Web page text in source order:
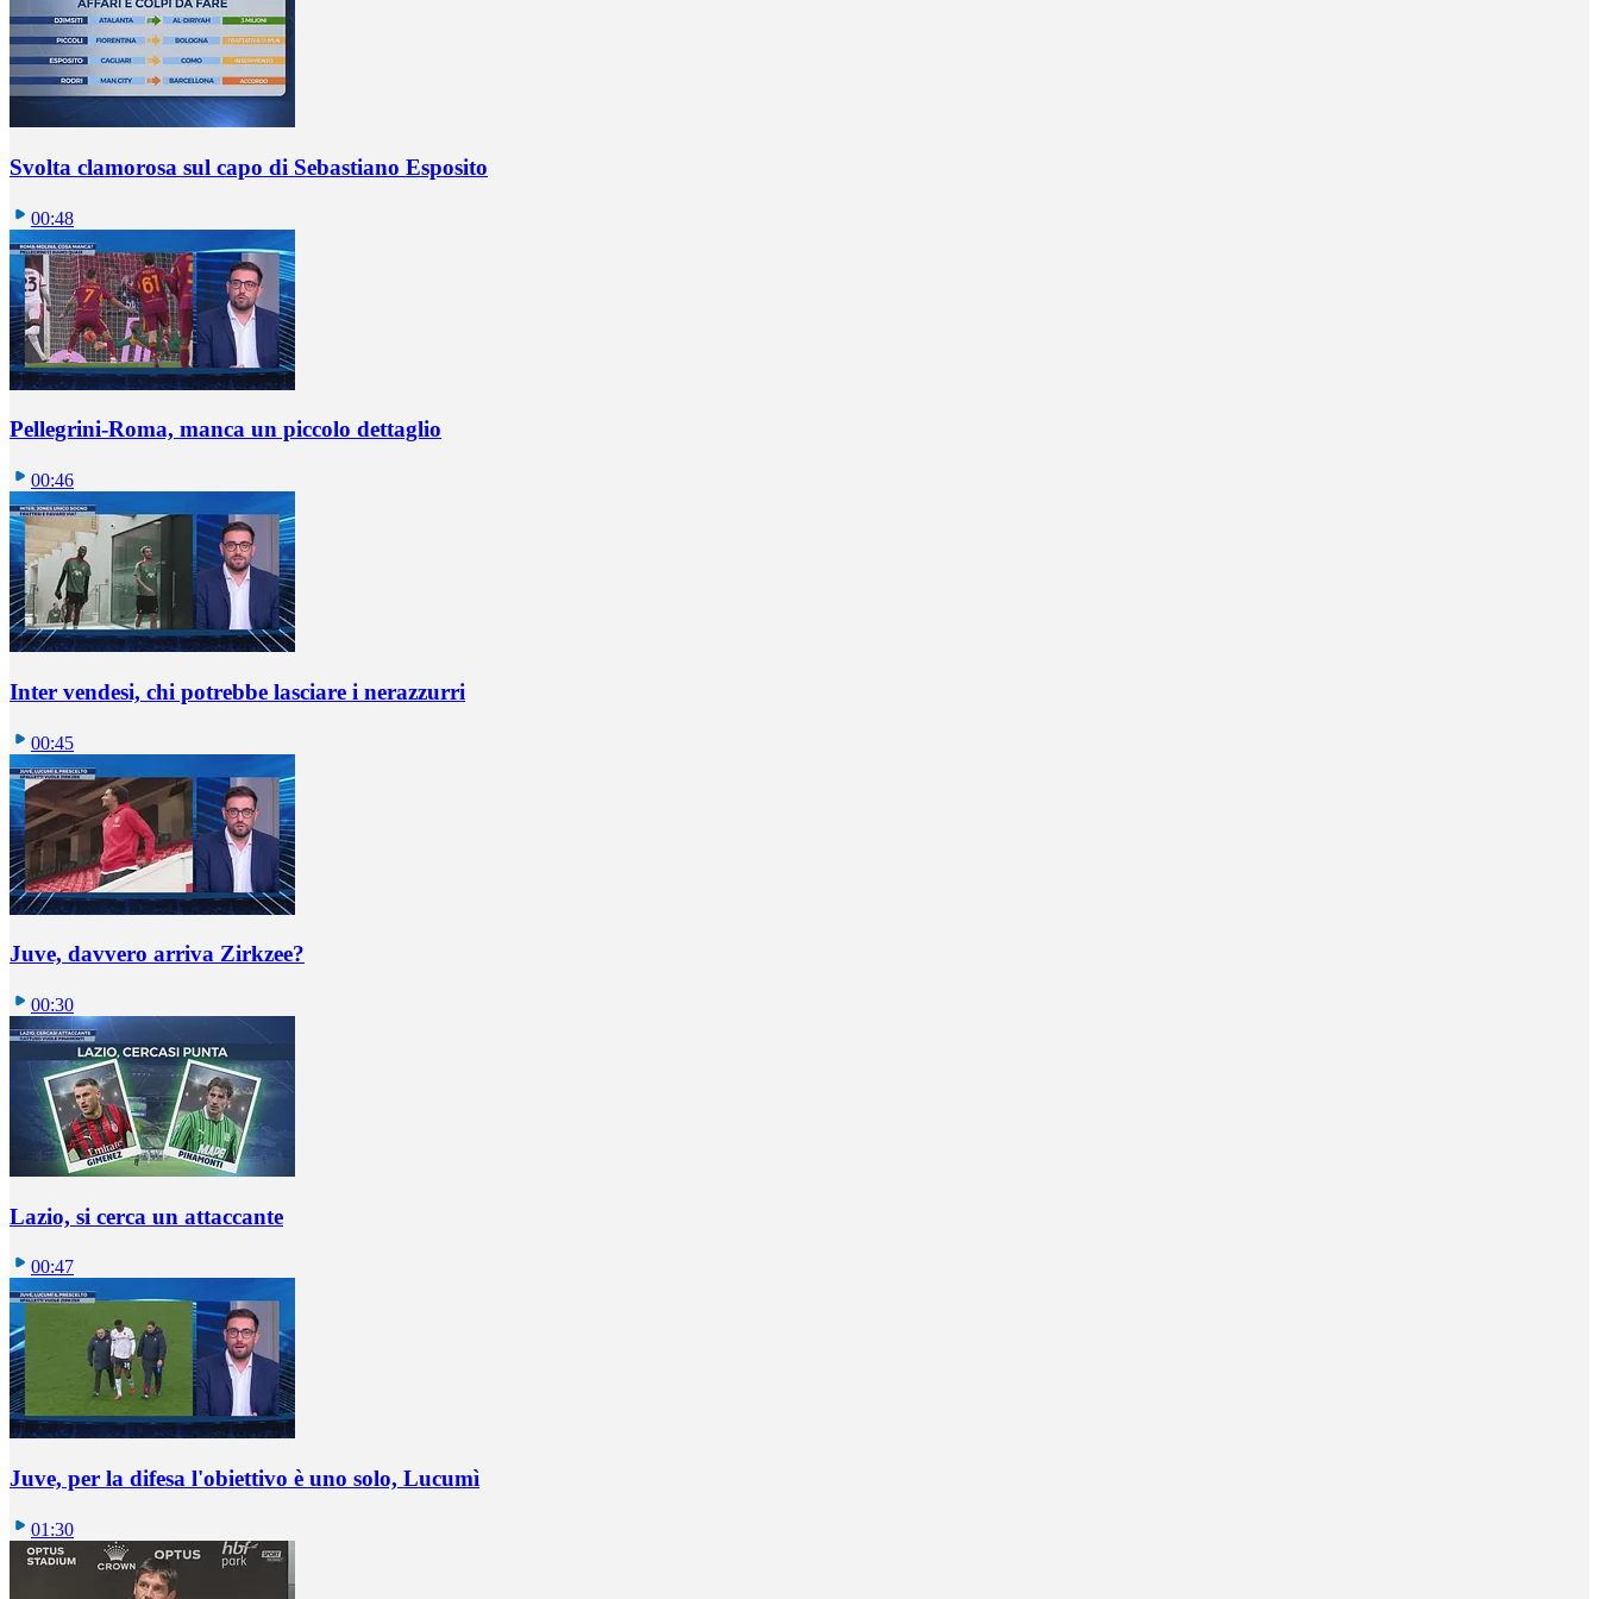
Svolta clamorosa sul capo di Sebastiano Esposito
00:48
Pellegrini-Roma, manca un piccolo dettaglio
00:46
Inter vendesi, chi potrebbe lasciare i nerazzurri
00:45
Juve, davvero arriva Zirkzee?
00:30
Lazio, si cerca un attaccante
00:47
Juve, per la difesa l'obiettivo è uno solo, Lucumì
01:30